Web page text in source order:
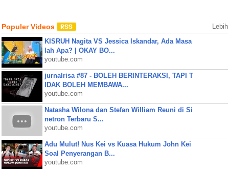
Populer Videos Lebih
KISRUH Nagita VS Jessica Iskandar, Ada Masa
lah Apa? | OKAY BO...
youtube.com
jurnalrisa #87 - BOLEH BERINTERAKSI, TAPI T
IDAK BOLEH MEMBAWA...
youtube.com
Natasha Wilona dan Stefan William Reuni di Si
netron Terbaru S...
youtube.com
Adu Mulut! Nus Kei vs Kuasa Hukum John Kei
Soal Penyerangan B...
youtube.com